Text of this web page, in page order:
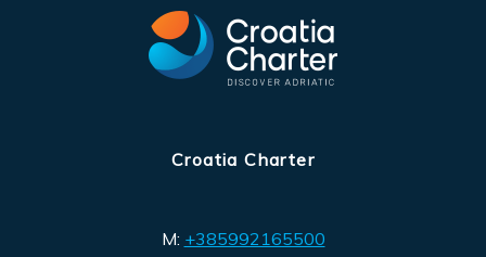
Croatia Charter
M: +385992165500